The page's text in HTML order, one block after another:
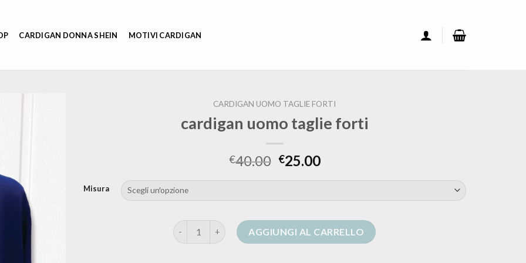
CARDIGAN DONNA SHEIN MOTIVI CARDIGAN
CARDIGAN UOMO TAGLIE FORTI
cardigan uomo taglie forti
€40.00 €25.00
Misura
cardigan uomo taglie forti quantità
AGGIUNGI AL CARRELLO